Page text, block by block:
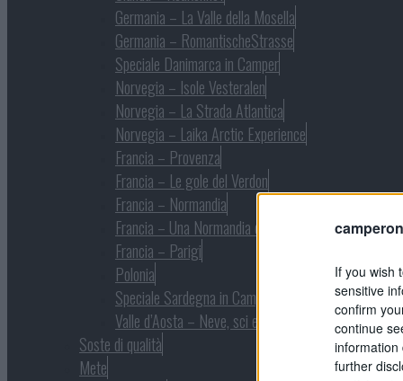
If you wish
sensitive
confirm
continue
information
further
Germania – La Valle della Mosella
Germania – RomantischeStrasse
Speciale Danimarca in Camper
Norvegia – Isole Vesteralen
Norvegia – La Strada Atlantica
Norvegia – Laika Arctic Experience
Francia – Provenza
Francia – Le gole del Verdon
Francia – Normandia
Francia – Una Normandia diversa
Francia – Parigi
Polonia
Speciale Sardegna in Camper
Valle d’Aosta – Neve, sci e natura
Soste di qualità
Mete